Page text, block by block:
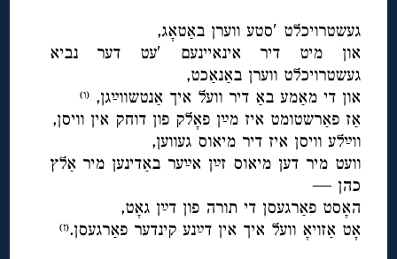
געשטרויכלט ′סטע ווערן באַטאָג,
און מיט דיר אינאיינעם ′עט דער נביא
געשטרויכלט ווערן באַנאַכט,
און די מאַמע באַ דיר וועל איך אַנטשווײַגן,(ו)
אַז פאַרשטומט איז מײַן פאָלק פון דוחק אין וויסן,
ווײַלע וויסן איז דיר מיאוס געווען,
וועט מיר דען מיאוס זײַן אײַער באַדינען מיר אַלץ
כהן —
האָסט פאַרגעסן די תורה פון דײַן גאָט,
אָט אַזויאָ וועל איך אין דײַנע קינדער פאַרגעסן.(ז)